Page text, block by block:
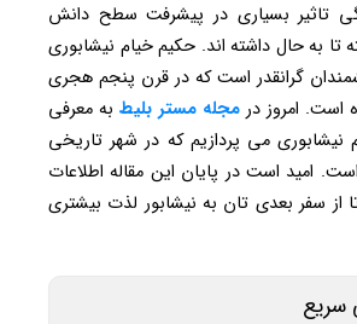
تاثیر بسیاری در پیشرفت سطح دانش
تا به حال داشته اند. حکیم خیام نیشابوری
گرانقدر است که در قرن پنجم هجری
است. امروز در مجله مستر بلیط به معرفی
نیشابوری می پردازیم که در شهر تاریخی
امید است در پایان این مقاله اطلاعات
از سفر بعدی تان به نیشابور لذت بیشتری
سریع